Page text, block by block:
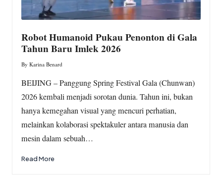
Robot Humanoid Pukau Penonton di Gala
Tahun Baru Imlek 2026
Posted
By Karina Benard
BEIJING – Panggung Spring Festival Gala (Chunwan)
2026 kembali menjadi sorotan dunia. Tahun ini, bukan
hanya kemegahan visual yang mencuri perhatian,
melainkan kolaborasi spektakuler antara manusia dan
mesin dalam sebuah…
Read More